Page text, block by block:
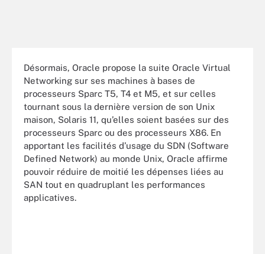
Désormais, Oracle propose la suite Oracle Virtual
Networking sur ses machines à bases de
processeurs Sparc T5, T4 et M5, et sur celles
tournant sous la dernière version de son Unix
maison, Solaris 11, qu’elles soient basées sur des
processeurs Sparc ou des processeurs X86. En
apportant les facilités d’usage du SDN (Software
Defined Network) au monde Unix, Oracle affirme
pouvoir réduire de moitié les dépenses liées au
SAN tout en quadruplant les performances
applicatives.